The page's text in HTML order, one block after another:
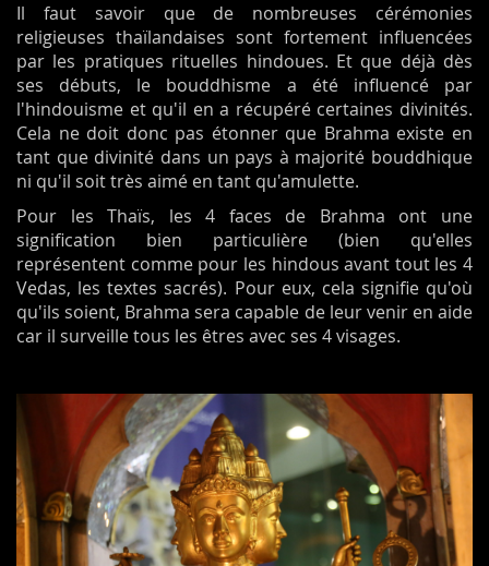
Il faut savoir que de nombreuses cérémonies
religieuses thaïlandaises sont fortement influencées
par les pratiques rituelles hindoues. Et que déjà dès
ses débuts, le bouddhisme a été influencé par
l'hindouisme et qu'il en a récupéré certaines divinités.
Cela ne doit donc pas étonner que Brahma existe en
tant que divinité dans un pays à majorité bouddhique
ni qu'il soit très aimé en tant qu'amulette.
Pour les Thaïs, les 4 faces de Brahma ont une
signification bien particulière (bien qu'elles
représentent comme pour les hindous avant tout les 4
Vedas, les textes sacrés). Pour eux, cela signifie qu'où
qu'ils soient, Brahma sera capable de leur venir en aide
car il surveille tous les êtres avec ses 4 visages.